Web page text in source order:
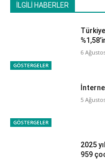
İLGİLİ HABERLER
GÖSTERGELER
6
GÖSTERGELER
5
2025
959